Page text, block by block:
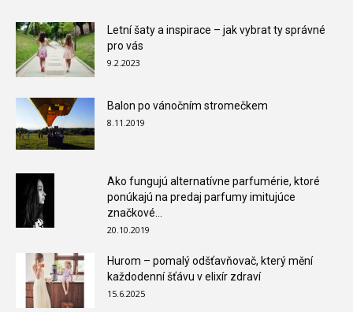
Letní šaty a inspirace – jak vybrat ty správné
pro vás
9.2.2023
Balon po vánočním stromečkem
8.11.2019
Ako fungujú alternatívne parfumérie, ktoré
ponúkajú na predaj parfumy imitujúce
značkové...
20.10.2019
Hurom – pomalý odšťavňovač, který mění
každodenní šťávu v elixír zdraví
15.6.2025